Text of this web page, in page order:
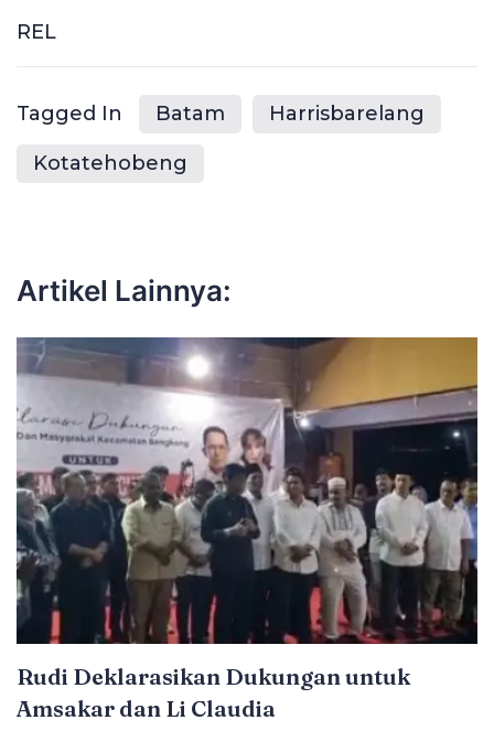
REL
Tagged In Batam Harrisbarelang
Kotatehobeng
Artikel Lainnya:
Rudi Deklarasikan Dukungan untuk
Amsakar dan Li Claudia